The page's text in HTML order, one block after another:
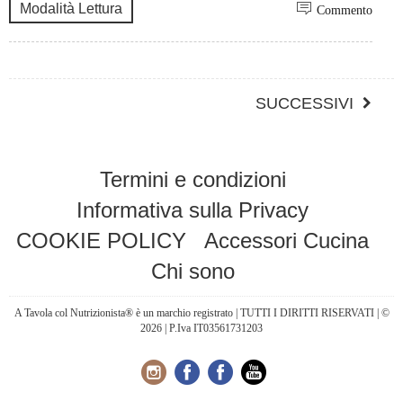
Modalità Lettura Commento
SUCCESSIVI
Termini e condizioni
Informativa sulla Privacy
COOKIE POLICY
Accessori Cucina
Chi sono
A Tavola col Nutrizionista® è un marchio registrato | TUTTI I DIRITTI RISERVATI | ©
2026 | P.Iva IT03561731203